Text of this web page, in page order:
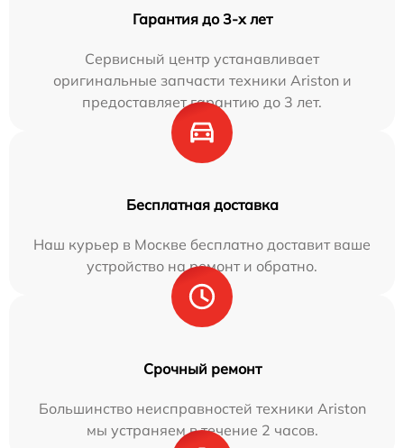
Гарантия до 3-х лет
Сервисный центр устанавливает
оригинальные запчасти техники Ariston и
предоставляет гарантию до 3 лет.
Бесплатная доставка
Наш курьер в Москве бесплатно доставит ваше
устройство на ремонт и обратно.
Срочный ремонт
Большинство неисправностей техники Ariston
мы устраняем в течение 2 часов.